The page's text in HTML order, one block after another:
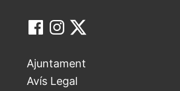
Ajuntament
Avís Legal